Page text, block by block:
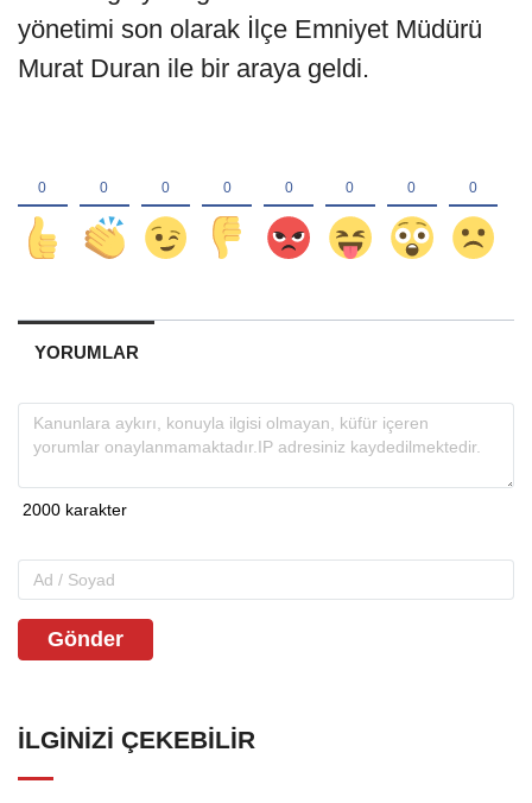
yönetimi son olarak İlçe Emniyet Müdürü
Murat Duran ile bir araya geldi.
YORUMLAR
Gönder
İLGINIZI ÇEKEBILIR